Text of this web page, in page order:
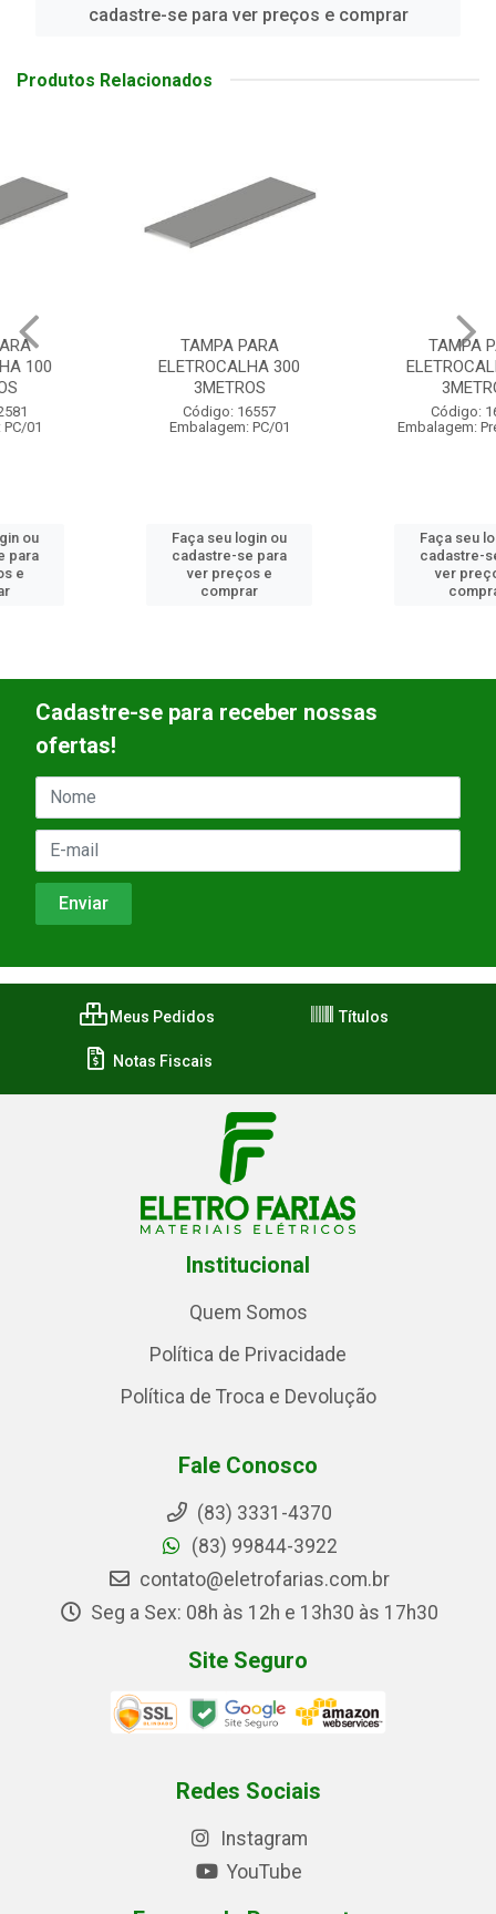
cadastre-se para ver preços e comprar
Produtos Relacionados
ELETROCALHA 300
Embalagem: PC/01
Faça seu login ou
cadastre-se para
ELETROCALHA 150
Embalagem: Pré-Zincado
Faça seu login ou
cadastre-se para
Cadastre-se para receber nossas
ofertas!
Meus Pedidos Títulos
Notas Fiscais
Institucional
Quem Somos
Política de Privacidade
Política de Troca e Devolução
Fale Conosco
(83) 3331-4370
(83) 99844-3922
contato@eletrofarias.com.br
Seg a Sex: 08h às 12h e 13h30 às 17h30
Site Seguro
Redes Sociais
Instagram
YouTube